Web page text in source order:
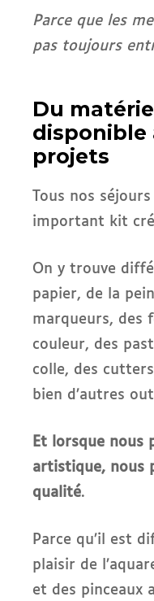
Parce que les
pas toujours
Du
disponible
projets
Tous nos
important kit
On y trouve
papier, de la
marqueurs, des
couleur, des
colle, des
bien d’autres
Et lorsque nous
artistique, nous
qualité.
Parce qu’il est
plaisir de
et des pinceaux